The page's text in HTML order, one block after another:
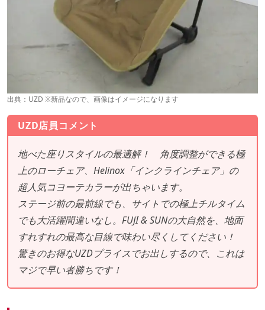
出典： UZD ※新品なので、画像はイメージになります
UZD店員コメント
地べた座りスタイルの最適解！ 角度調整ができる極
上のローチェア、Helinox「インクラインチェア」の
超人気コヨーテカラーが出ちゃいます。
ステージ前の最前線でも、サイトでの極上チルタイム
でも大活躍間違いなし。FUJI & SUNの大自然を、地面
すれすれの最高な目線で味わい尽くしてください！
驚きのお得なUZDプライスでお出しするので、これは
マジで早い者勝ちです！